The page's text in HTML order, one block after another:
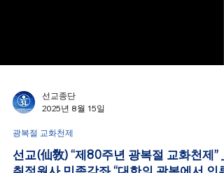
선교종단
2025년 8월 15일
광복절 교화천제